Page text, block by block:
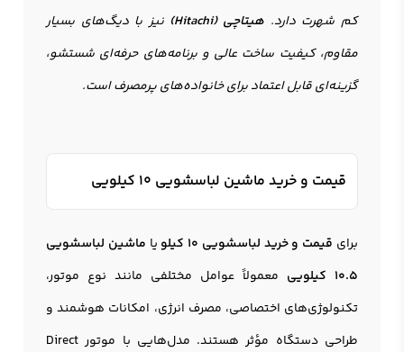
کم شهرت دارد. هیتاچی (Hitachi)
نیز با دیگ‌های بسیار
مقاوم، کیفیت ساخت عالی و برنامه‌های حرفه‌ای شستشو،
گزینه‌ای قابل اعتماد برای خانواده‌های پرمصرف است.
قیمت و خرید ماشین لباسشویی 10 کیلویی
برای قیمت و خرید لباسشویی 10 کیلو یا ماشین لباسشویی
10.5 کیلویی
معمولاً عوامل مختلفی مانند نوع موتور،
تکنولوژی‌های اختصاصی، مصرف انرژی، امکانات هوشمند و
طراحی دستگاه مؤثر هستند. مدل‌هایی با موتور Direct